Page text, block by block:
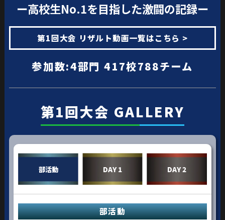
ー高校生No.1を目指した激闘の記録ー
第1回大会 リザルト動画一覧はこちら >
参加数:4部門 417校788チーム
第1回大会 GALLERY
部活動 DAY 1 DAY 2
部活動